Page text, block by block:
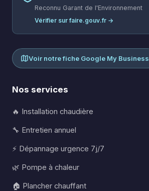
Reconnu Garant de l'Environnement
Vérifier sur faire.gouv.fr →
Voir notre fiche Google My Business
Nos services
🔥 Installation chaudière
🔧 Entretien annuel
⚡ Dépannage urgence 7j/7
🌿 Pompe à chaleur
🏠 Plancher chauffant